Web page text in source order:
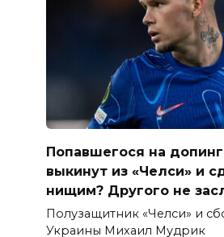
Попавшегося на
выкинут из «Челси» и
нищим? Другого не
Полузащитник «Челси» и
Украины Михаил Мудрик